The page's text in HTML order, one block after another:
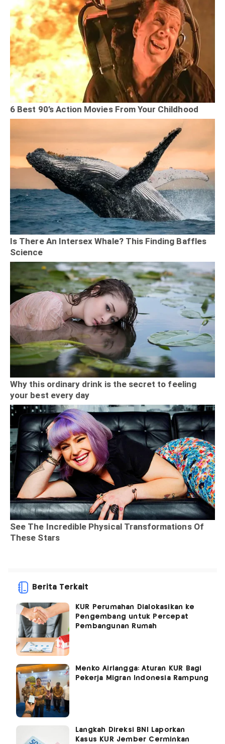
Berita Terkait
KUR Perumahan Dialokasikan ke
Pengembang untuk Percepat
Pembangunan Rumah
Menko Airlangga: Aturan KUR Bagi
Pekerja Migran Indonesia Rampung
Langkah Direksi BNI Laporkan
Kasus KUR Jember Cerminkan